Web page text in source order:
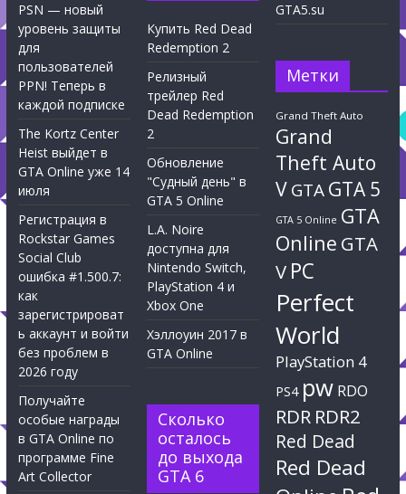
PSN — новый
уровень защиты
для
пользователей
PPN! Теперь в
каждой подписке
The Kortz Center
Heist выйдет в
GTA Online уже 14
июля
Регистрация в
Rockstar Games
Social Club
ошибка #1.500.7:
как
зарегистрироват
ь аккаунт и войти
без проблем в
2026 году
Получайте
особые награды
в GTA Online по
программе Fine
Art Collector
Купить Red Dead
Redemption 2
Релизный
трейлер Red
Dead Redemption
2
Обновление
"Судный день" в
GTA 5 Online
L.A. Noire
доступна для
Nintendo Switch,
PlayStation 4 и
Xbox One
Хэллоуин 2017 в
GTA Online
Сколько
осталось
до выхода
GTA 6
GTA5.su
Метки
Grand Theft Auto
Grand
Theft Auto
VGTAGTA 5
GTA 5 Online GTA
Online GTA
V PC
Perfect
World
PlayStation 4
PS4 pw RDO
RDR RDR2
Red Dead
Red Dead